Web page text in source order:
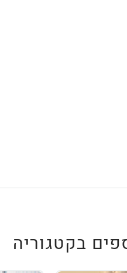
בקטגוריה